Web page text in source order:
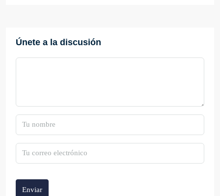
Únete a la discusión
Enviar